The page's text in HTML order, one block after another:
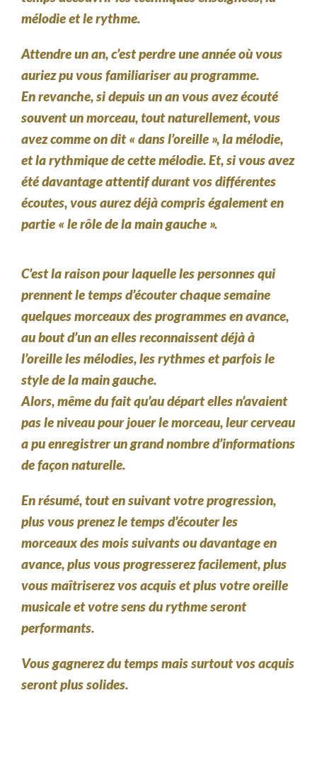
mélodie et le rythme.
Attendre un an, c’est perdre une année où vous
auriez pu vous familiariser au programme.
En revanche, si depuis un an vous avez écouté
souvent un morceau, tout naturellement, vous
avez comme on dit « dans l’oreille », la mélodie,
et la rythmique de cette mélodie. Et, si vous avez
été davantage attentif durant vos différentes
écoutes, vous aurez déjà compris également en
partie « le rôle de la main gauche ».
C’est la raison pour laquelle les personnes qui
prennent le temps d’écouter chaque semaine
quelques morceaux des programmes en avance,
au bout d’un an elles reconnaissent déjà à
l’oreille les mélodies, les rythmes et parfois le
style de la main gauche.
Alors, même du fait qu’au départ elles n’avaient
pas le niveau pour jouer le morceau, leur cerveau
a pu enregistrer un grand nombre d’informations
de façon naturelle.
En résumé, tout en suivant votre progression,
plus vous prenez le temps d’écouter les
morceaux des mois suivants ou davantage en
avance, plus vous progresserez facilement, plus
vous maîtriserez vos acquis et plus votre oreille
musicale et votre sens du rythme seront
performants.
Vous gagnerez du temps mais surtout vos acquis
seront plus solides.